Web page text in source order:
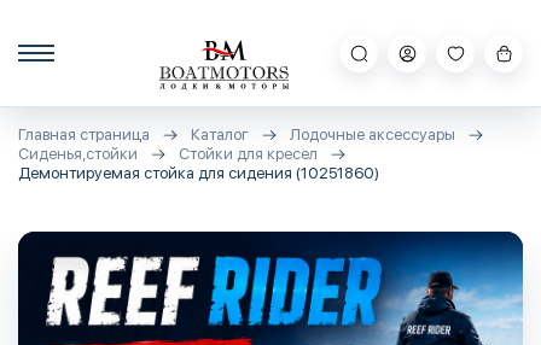
Главная страница Каталог
Лодочные аксессуары
Сиденья,стойки
Стойки для кресел
Демонтируемая стойка для сидения (10251860)